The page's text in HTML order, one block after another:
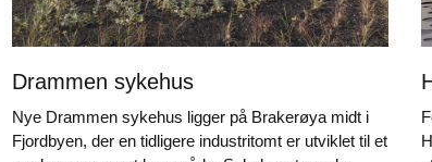
Drammen sykehus
Nye Drammen sykehus ligger på Brakerøya midt i
Fjordbyen, der en tidligere industritomt er utviklet til et